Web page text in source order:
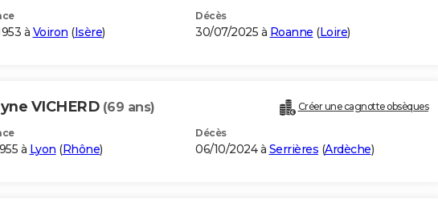
à Voiron (Isère)
Décès
30/07/2025 à Roanne (Loire)
VICHERD (69 ans) Créer une cagnotte obsèques
à Lyon (Rhône)
Décès
06/10/2024 à Serrières (Ardèche)